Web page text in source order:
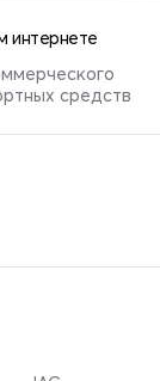
интернете
средств